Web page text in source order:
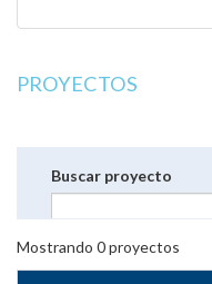
PROYECTOS
Buscar proyecto
Mostrando 0proyectos